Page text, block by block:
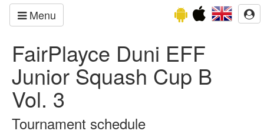
Menu
FairPlayce Duni EFF
Junior Squash Cup B
Vol. 3
Tournament schedule